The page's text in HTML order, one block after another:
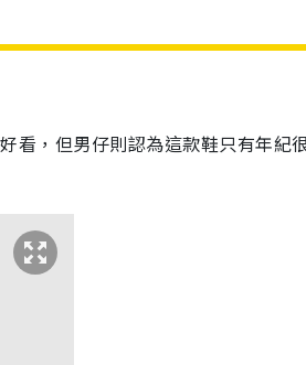
看，但男仔則認為這款鞋只有年紀